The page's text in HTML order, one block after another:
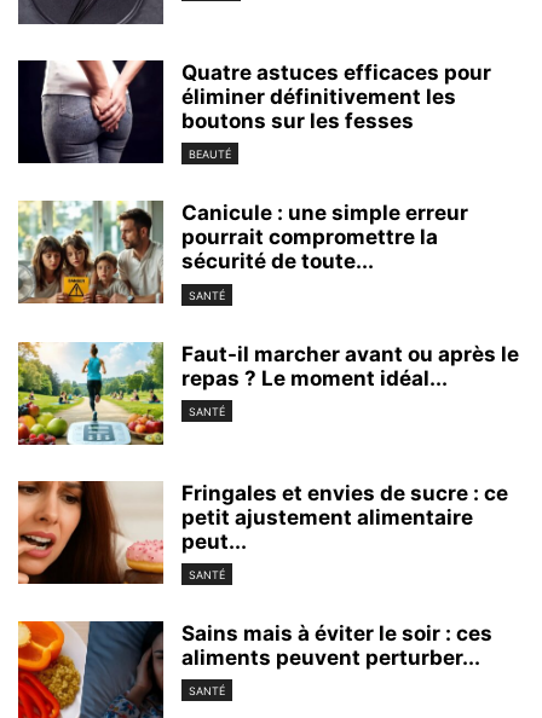
Quatre astuces efficaces pour
éliminer définitivement les
boutons sur les fesses
BEAUTÉ
Canicule : une simple erreur
pourrait compromettre la
sécurité de toute...
SANTÉ
Faut-il marcher avant ou après le
repas ? Le moment idéal...
SANTÉ
Fringales et envies de sucre : ce
petit ajustement alimentaire
peut...
SANTÉ
Sains mais à éviter le soir : ces
aliments peuvent perturber...
SANTÉ